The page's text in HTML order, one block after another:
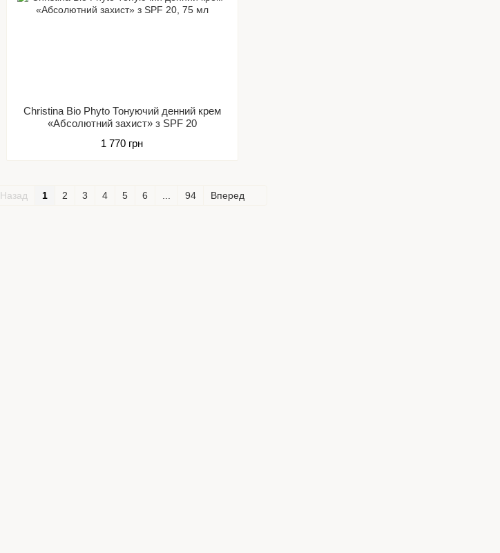
Christina Bio Phyto Тонуючий денний крем
«Абсолютний захист» з SPF 20
1 770 грн
Назад 1 2 3 4 5 6 94 Вперед